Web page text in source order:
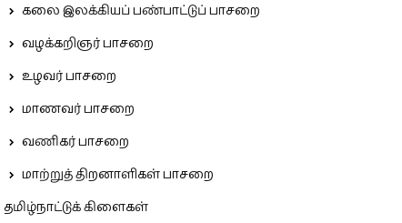
கலை இலக்கியப் பண்பாட்டுப் பாசறை
வழக்கறிஞர் பாசறை
உழவர் பாசறை
மாணவர் பாசறை
வணிகர் பாசறை
மாற்றுத் திறனாளிகள் பாசறை
தமிழ்நாட்டுக் கிளைகள்